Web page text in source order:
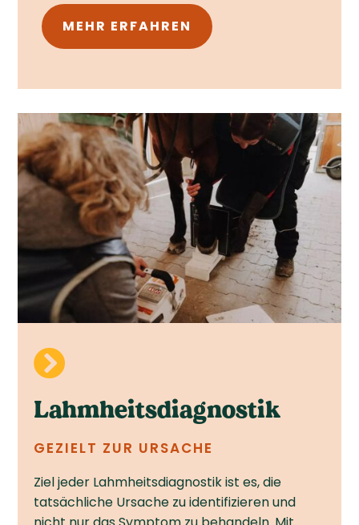
MEHR ERFAHREN

Lahm­heits­diagnostik
GEZIELT ZUR URSACHE
Ziel jeder Lahmheitsdiagnostik ist es, die
tatsächliche Ursache zu identifizieren und